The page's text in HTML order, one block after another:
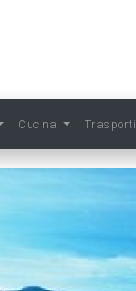
Cucina Trasporti